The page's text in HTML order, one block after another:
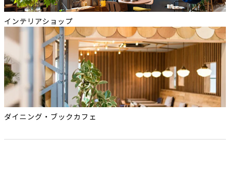
インテリアショップ
ダイニング・ブックカフェ